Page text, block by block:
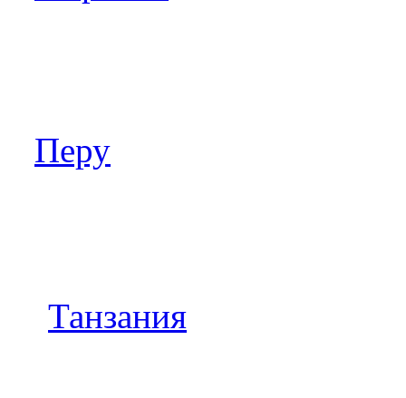
Перу
Танзания